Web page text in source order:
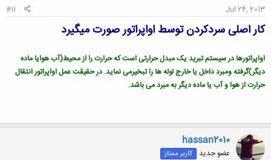
Jul 24, 2013
#11
کار اصلی سردکردن توسط اواپراتور صورت میگیرد
اواپراتورها در سیستم تبرید یک مبدل حرارتی است که حرارت را از محیط(آب هوایا ماده
دیگر)گرفته ومبرد داخل یا خارج لوله ها را تبخیرمی نماید. در حقیقت عمل اواپراتور انتقال
حرارت از هوا و آب یا ماده دیگر به مبرد می باشد.
hassan2010
عضو جدید کاربر ممتاز